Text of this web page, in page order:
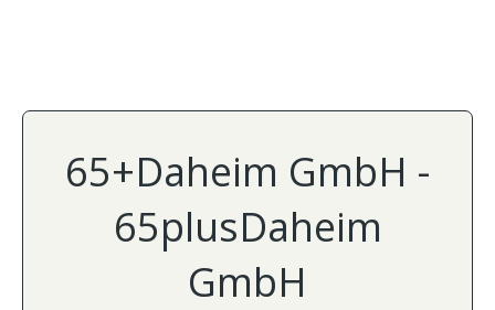
65+Daheim GmbH -
65plusDaheim
GmbH